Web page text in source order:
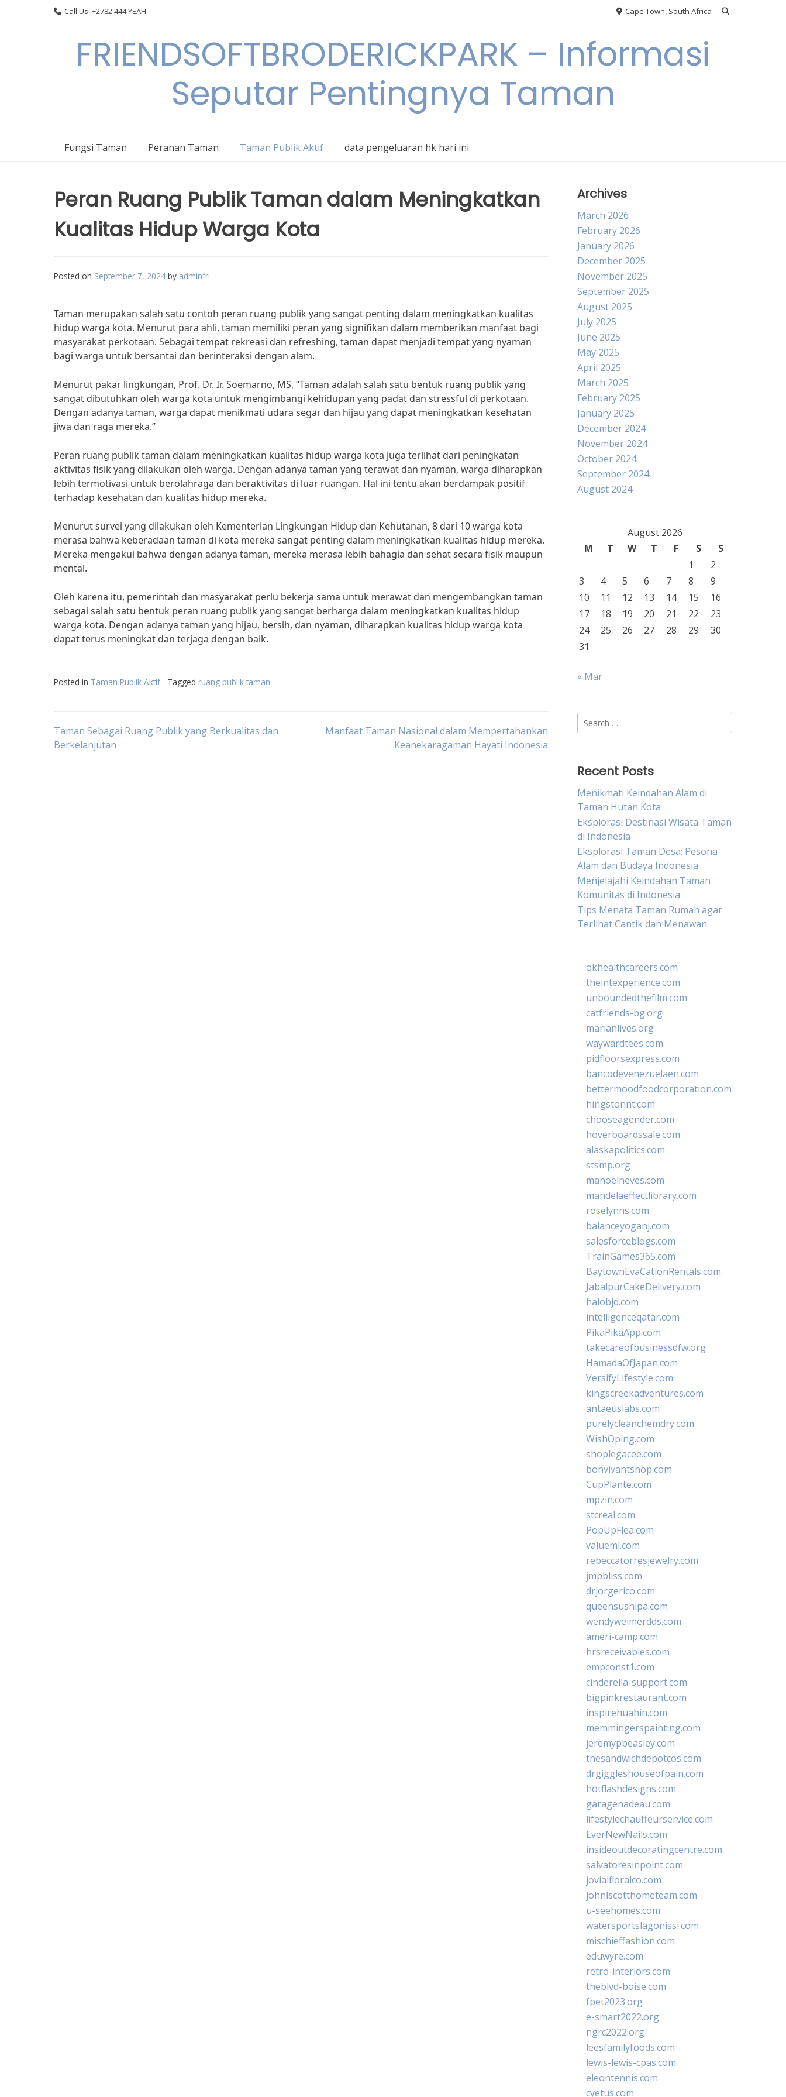
Call Us: +2782 444 YEAH Cape Town, South Africa
FRIENDSOFTBRODERICKPARK – Informasi
Seputar Pentingnya Taman
Fungsi Taman Peranan Taman Taman Publik Aktif data pengeluaran hk hari ini
Peran Ruang Publik Taman dalam Meningkatkan
Kualitas Hidup Warga Kota
Posted on September 7, 2024 by adminfri
Taman merupakan salah satu contoh peran ruang publik yang sangat penting dalam meningkatkan kualitas
hidup warga kota. Menurut para ahli, taman memiliki peran yang signifikan dalam memberikan manfaat bagi
masyarakat perkotaan. Sebagai tempat rekreasi dan refreshing, taman dapat menjadi tempat yang nyaman
bagi warga untuk bersantai dan berinteraksi dengan alam.
Menurut pakar lingkungan, Prof. Dr. Ir. Soemarno, MS, “Taman adalah salah satu bentuk ruang publik yang
sangat dibutuhkan oleh warga kota untuk mengimbangi kehidupan yang padat dan stressful di perkotaan.
Dengan adanya taman, warga dapat menikmati udara segar dan hijau yang dapat meningkatkan kesehatan
jiwa dan raga mereka.”
Peran ruang publik taman dalam meningkatkan kualitas hidup warga kota juga terlihat dari peningkatan
aktivitas fisik yang dilakukan oleh warga. Dengan adanya taman yang terawat dan nyaman, warga diharapkan
lebih termotivasi untuk berolahraga dan beraktivitas di luar ruangan. Hal ini tentu akan berdampak positif
terhadap kesehatan dan kualitas hidup mereka.
Menurut survei yang dilakukan oleh Kementerian Lingkungan Hidup dan Kehutanan, 8 dari 10 warga kota
merasa bahwa keberadaan taman di kota mereka sangat penting dalam meningkatkan kualitas hidup mereka.
Mereka mengakui bahwa dengan adanya taman, mereka merasa lebih bahagia dan sehat secara fisik maupun
mental.
Oleh karena itu, pemerintah dan masyarakat perlu bekerja sama untuk merawat dan mengembangkan taman
sebagai salah satu bentuk peran ruang publik yang sangat berharga dalam meningkatkan kualitas hidup
warga kota. Dengan adanya taman yang hijau, bersih, dan nyaman, diharapkan kualitas hidup warga kota
dapat terus meningkat dan terjaga dengan baik.
Posted in Taman Publik Aktif Tagged ruang publik taman
Post
Taman Sebagai Ruang Publik yang Berkualitas dan
Berkelanjutan
Manfaat Taman Nasional dalam Mempertahankan
Keanekaragaman Hayati Indonesia
Archives
March 2026
February 2026
January 2026
December 2025
November 2025
September 2025
August 2025
July 2025
June 2025
May 2025
April 2025
March 2025
February 2025
January 2025
December 2024
November 2024
October 2024
September 2024
August 2024
August 2026
M
T W T F S
S
1
2
3
4 5 6 7 8
9
10
11 12 13 14 15
16
17
18 19 20 21 22
23
24
25 26 27 28 29
30
31
« Mar
Search
for:
Recent Posts
Menikmati Keindahan Alam di
Taman Hutan Kota
Eksplorasi Destinasi Wisata Taman
di Indonesia
Eksplorasi Taman Desa: Pesona
Alam dan Budaya Indonesia
Menjelajahi Keindahan Taman
Komunitas di Indonesia
Tips Menata Taman Rumah agar
Terlihat Cantik dan Menawan
okhealthcareers.com
theintexperience.com
unboundedthefilm.com
catfriends-bg.org
marianlives.org
waywardtees.com
pidfloorsexpress.com
bancodevenezuelaen.com
bettermoodfoodcorporation.com
hingstonnt.com
chooseagender.com
hoverboardssale.com
alaskapolitics.com
stsmp.org
manoelneves.com
mandelaeffectlibrary.com
roselynns.com
balanceyoganj.com
salesforceblogs.com
TrainGames365.com
BaytownEvaCationRentals.com
JabalpurCakeDelivery.com
halobjd.com
intelligenceqatar.com
PikaPikaApp.com
takecareofbusinessdfw.org
HamadaOfJapan.com
VersifyLifestyle.com
kingscreekadventures.com
antaeuslabs.com
purelycleanchemdry.com
WishOping.com
shoplegacee.com
bonvivantshop.com
CupPlante.com
mpzin.com
stcreal.com
PopUpFlea.com
valueml.com
rebeccatorresjewelry.com
jmpbliss.com
drjorgerico.com
queensushipa.com
wendyweimerdds.com
ameri-camp.com
hrsreceivables.com
empconst1.com
cinderella-support.com
bigpinkrestaurant.com
inspirehuahin.com
memmingerspainting.com
jeremypbeasley.com
thesandwichdepotcos.com
drgiggleshouseofpain.com
hotflashdesigns.com
garagenadeau.com
lifestylechauffeurservice.com
EverNewNails.com
insideoutdecoratingcentre.com
salvatoresinpoint.com
jovialfloralco.com
johnlscotthometeam.com
u-seehomes.com
watersportslagonissi.com
mischieffashion.com
eduwyre.com
retro-interiors.com
theblvd-boise.com
fpet2023.org
e-smart2022.org
ngrc2022.org
leesfamilyfoods.com
lewis-lewis-cpas.com
eleontennis.com
cyetus.com